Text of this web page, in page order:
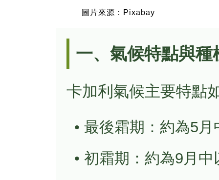
圖片來源：Pixabay
一、氣候特點與種
卡加利氣候主要特點
• 最後霜期：約為5
• 初霜期：約為9月中